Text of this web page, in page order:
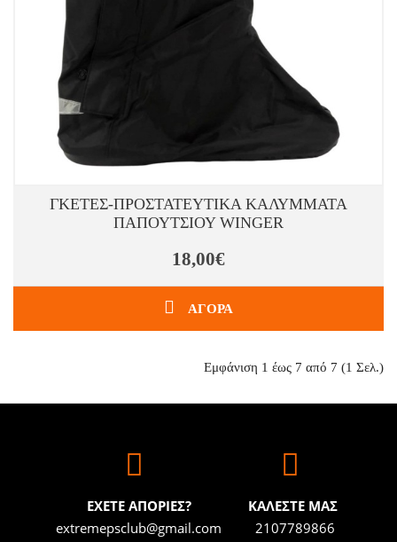
ΓΚΕΤΕΣ-ΠΡΟΣΤΑΤΕΥΤΙΚΑ ΚΑΛΥΜΜΑΤΑ
ΠΑΠΟΥΤΣΙΟΥ WINGER
18,00€
ΑΓΟΡΑ
Εμφάνιση 1 έως 7 από 7 (1 Σελ.)
ΕΧΕΤΕ ΑΠΟΡΙΕΣ?
extremepsclub@gmail.com
ΚΑΛΕΣΤΕ ΜΑΣ
2107789866